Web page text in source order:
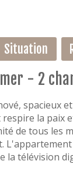
Situation
- 2
spacieux
la paix
de tous les
la télévision